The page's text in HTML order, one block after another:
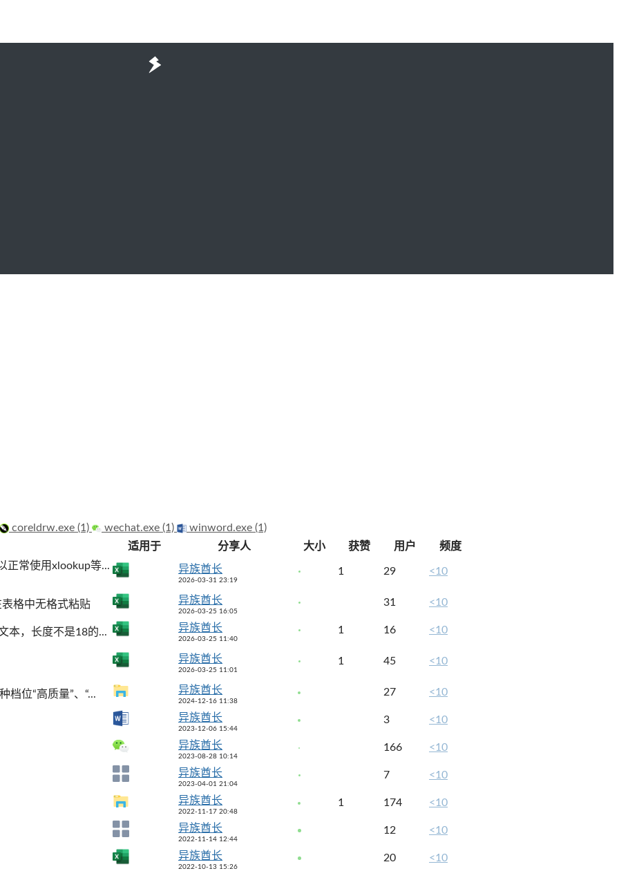
coreldrw.exe (1) wechat.exe (1)
winword.exe (1)
适用于 分享人 大小 获赞 用户
频度
正常使用xlookup等... 异族酋长
2026-03-31 23:19
1 29 <10
格中无格式粘贴 异族酋长
2026-03-25 16:05
31 <10
本，长度不是18的... 异族酋长
2026-03-25 11:40
1 16 <10
异族酋长
2026-03-25 11:01
1 45 <10
档位“高质量”、“... 异族酋长
2024-12-16 11:38
27 <10
异族酋长
2023-12-06 15:44
3 <10
异族酋长
2023-08-28 10:14
166 <10
异族酋长
2023-04-01 21:04
7 <10
异族酋长
2022-11-17 20:48
1 174 <10
异族酋长
2022-11-14 12:44
12 <10
异族酋长
2022-10-13 15:26
20 <10